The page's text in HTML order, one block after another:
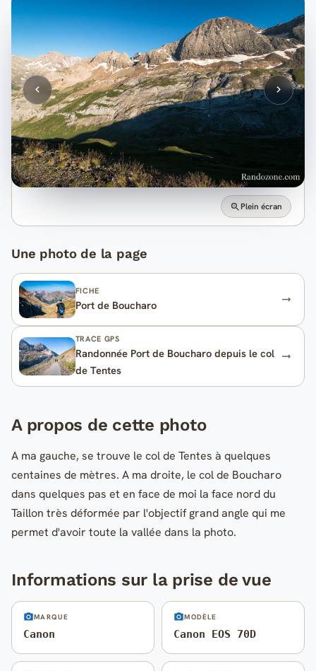
Plein écran
Une photo de la page
FICHE
Port de Boucharo
TRACE GPS
Randonnée Port de Boucharo depuis le col
de Tentes
A propos de cette photo
A ma gauche, se trouve le col de Tentes à quelques
centaines de mètres. A ma droite, le col de Boucharo
dans quelques pas et en face de moi la face nord du
Taillon très déformée par l'objectif grand angle qui me
permet d'avoir toute la vallée dans la photo.
Informations sur la prise de vue
MARQUE
Canon
MODÈLE
Canon EOS 70D